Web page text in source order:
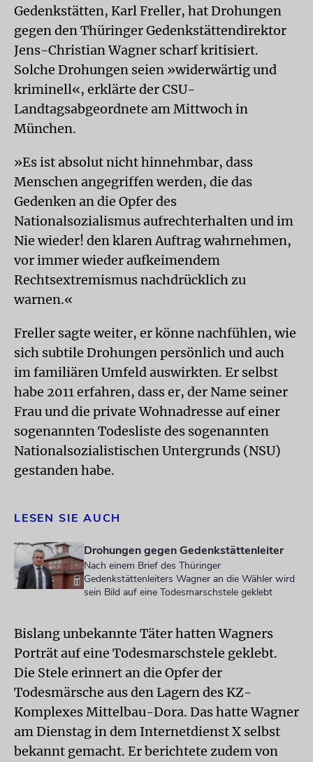
Gedenkstätten, Karl Freller, hat Drohungen
gegen den Thüringer Gedenkstättendirektor
Jens-Christian Wagner scharf kritisiert.
Solche Drohungen seien »widerwärtig und
kriminell«, erklärte der CSU-
Landtagsabgeordnete am Mittwoch in
München.
»Es ist absolut nicht hinnehmbar, dass
Menschen angegriffen werden, die das
Gedenken an die Opfer des
Nationalsozialismus aufrechterhalten und im
Nie wieder! den klaren Auftrag wahrnehmen,
vor immer wieder aufkeimendem
Rechtsextremismus nachdrücklich zu
warnen.«
Freller sagte weiter, er könne nachfühlen, wie
sich subtile Drohungen persönlich und auch
im familiären Umfeld auswirkten. Er selbst
habe 2011 erfahren, dass er, der Name seiner
Frau und die private Wohnadresse auf einer
sogenannten Todesliste des sogenannten
Nationalsozialistischen Untergrunds (NSU)
gestanden habe.
LESEN SIE AUCH
Drohungen gegen Gedenkstättenleiter
Nach einem Brief des Thüringer
Gedenkstättenleiters Wagner an die Wähler wird
sein Bild auf eine Todesmarschstele geklebt
Bislang unbekannte Täter hatten Wagners
Porträt auf eine Todesmarschstele geklebt.
Die Stele erinnert an die Opfer der
Todesmärsche aus den Lagern des KZ-
Komplexes Mittelbau-Dora. Das hatte Wagner
am Dienstag in dem Internetdienst X selbst
bekannt gemacht. Er berichtete zudem von